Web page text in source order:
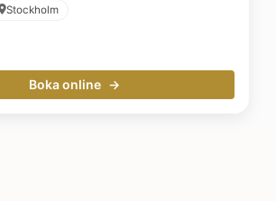
Stockholm
Boka online